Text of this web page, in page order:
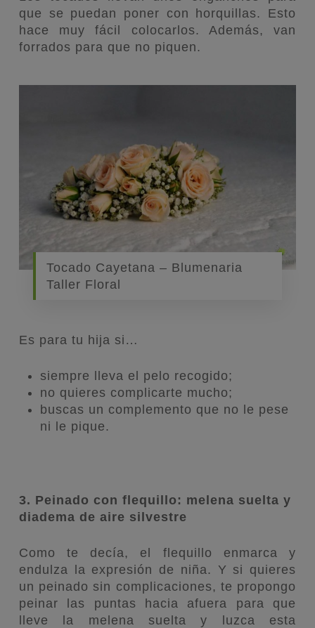
que se puedan poner con horquillas. Esto
hace muy fácil colocarlos. Además, van
forrados para que no piquen.
Tocado Cayetana – Blumenaria
Taller Floral
Es para tu hija si…
siempre lleva el pelo recogido;
no quieres complicarte mucho;
buscas un complemento que no le pese
ni le pique.
3. Peinado con flequillo: melena suelta y
diadema de aire silvestre
Como te decía, el flequillo enmarca y
endulza la expresión de niña. Y si quieres
un peinado sin complicaciones, te propongo
peinar las puntas hacia afuera para que
lleve la melena suelta y luzca esta